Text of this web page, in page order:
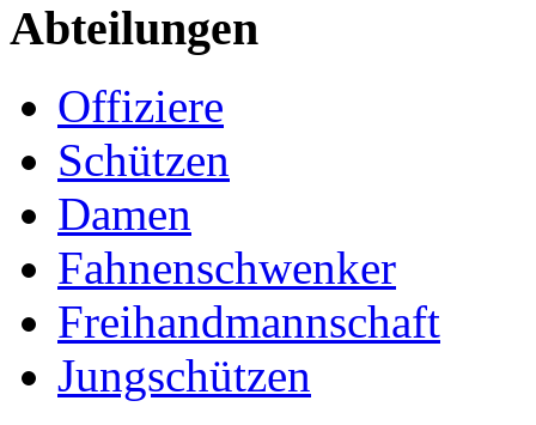
Abteilungen
Offiziere
Schützen
Damen
Fahnenschwenker
Freihandmannschaft
Jungschützen